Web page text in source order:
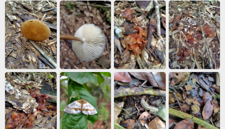
螞蝗，卻讓原本預期中輕鬆的小土堆行程，變得不那麼簡
單。最終，在細雨落下前，這趟充滿挑戰的旅程，在不輕鬆
的氛圍中劃下句點。